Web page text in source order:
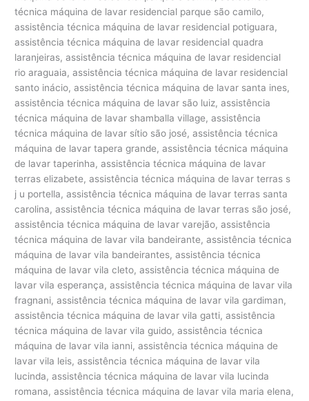
técnica máquina de lavar residencial parque são camilo,
assistência técnica máquina de lavar residencial potiguara,
assistência técnica máquina de lavar residencial quadra
laranjeiras, assistência técnica máquina de lavar residencial
rio araguaia, assistência técnica máquina de lavar residencial
santo inácio, assistência técnica máquina de lavar santa ines,
assistência técnica máquina de lavar são luiz, assistência
técnica máquina de lavar shamballa village, assistência
técnica máquina de lavar sítio são josé, assistência técnica
máquina de lavar tapera grande, assistência técnica máquina
de lavar taperinha, assistência técnica máquina de lavar
terras elizabete, assistência técnica máquina de lavar terras s
j u portella, assistência técnica máquina de lavar terras santa
carolina, assistência técnica máquina de lavar terras são josé,
assistência técnica máquina de lavar varejão, assistência
técnica máquina de lavar vila bandeirante, assistência técnica
máquina de lavar vila bandeirantes, assistência técnica
máquina de lavar vila cleto, assistência técnica máquina de
lavar vila esperança, assistência técnica máquina de lavar vila
fragnani, assistência técnica máquina de lavar vila gardiman,
assistência técnica máquina de lavar vila gatti, assistência
técnica máquina de lavar vila guido, assistência técnica
máquina de lavar vila ianni, assistência técnica máquina de
lavar vila leis, assistência técnica máquina de lavar vila
lucinda, assistência técnica máquina de lavar vila lucinda
romana, assistência técnica máquina de lavar vila maria elena,